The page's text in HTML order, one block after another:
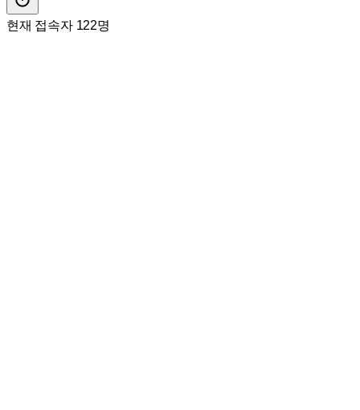
현재 접속자 122명